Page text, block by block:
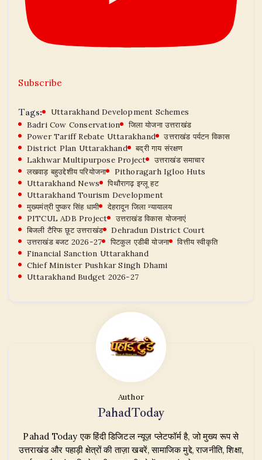
Subscribe
Tags:
Uttarakhand Development Schemes
Badri Cow Conservation
जिला योजना उत्तराखंड
Power Tariff Rebate Uttarakhand
उत्तराखंड पर्यटन विकास
District Plan Uttarakhand
बद्री गाय संरक्षण
Lakhwar Multipurpose Project
उत्तराखंड समाचार
लखवाड़ बहुउद्देशीय परियोजना
Pithoragarh Igloo Huts
Uttarakhand News
पिथौरागढ़ इग्लू हट
Uttarakhand Tourism Development
मुख्यमंत्री पुष्कर सिंह धामी
देहरादून जिला न्यायालय
PITCUL ADB Project
उत्तराखंड विकास योजनाएं
बिजली टैरिफ छूट उत्तराखंड
Dehradun District Court
उत्तराखंड बजट 2026-27
पिटकुल एडीबी योजना
वित्तीय स्वीकृति
Financial Sanction Uttarakhand
Chief Minister Pushkar Singh Dhami
Uttarakhand Budget 2026-27
Author
PahadToday
Pahad Today एक हिंदी डिजिटल न्यूज़ प्लेटफॉर्म है, जो मुख्य रूप से
उत्तराखंड और पहाड़ी क्षेत्रों की ताज़ा खबरें, सामाजिक मुद्दे, राजनीति, शिक्षा,